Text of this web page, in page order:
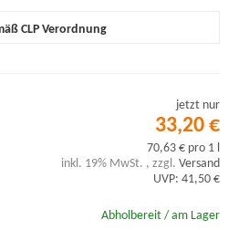
CLP Verordnung
jetzt nur
33,20 €
70,63 € pro 1 l
inkl. 19% MwSt. , zzgl. Versand
UVP: 41,50 €
Abholbereit / am Lager